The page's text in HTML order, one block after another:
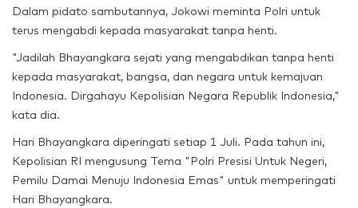
Dalam pidato sambutannya, Jokowi meminta Polri untuk
terus mengabdi kepada masyarakat tanpa henti.
"Jadilah Bhayangkara sejati yang mengabdikan tanpa henti
kepada masyarakat, bangsa, dan negara untuk kemajuan
Indonesia. Dirgahayu Kepolisian Negara Republik Indonesia,"
kata dia.
Hari Bhayangkara diperingati setiap 1 Juli. Pada tahun ini,
Kepolisian RI mengusung Tema "Polri Presisi Untuk Negeri,
Pemilu Damai Menuju Indonesia Emas" untuk memperingati
Hari Bhayangkara.